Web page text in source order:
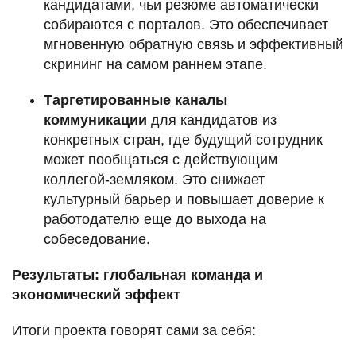
кандидатами, чьи резюме автоматически
собираются с порталов. Это обеспечивает
мгновенную обратную связь и эффективный
скрининг на самом раннем этапе.
Таргетированные каналы
коммуникации для кандидатов из
конкретных стран, где будущий сотрудник
может пообщаться с действующим
коллегой-земляком. Это снижает
культурный барьер и повышает доверие к
работодателю еще до выхода на
собеседование.
Результаты: глобальная команда и
экономический эффект
Итоги проекта говорят сами за себя: